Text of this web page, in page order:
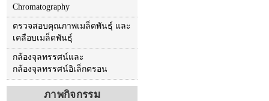
Chromatography
ตรวจสอบคุณภาพเมล็ดพันธุ์ และ
เคลือบเมล็ดพันธุ์
กล้องจุลทรรศน์และ
กล้องจุลทรรศน์อิเล็กตรอน
ภาพกิจกรรม